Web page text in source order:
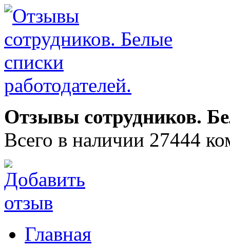
Отзывы сотрудников.
Всего в наличии 27444
Главная